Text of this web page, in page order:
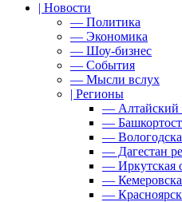
| Новости
— Политика
— Экономика
— Шоу-бизнес
— События
— Мысли вслух
| Регионы
— Алтайский
—
—
— Дагестан
— Иркутская
—
—